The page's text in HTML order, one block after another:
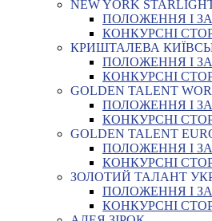
NEW YORK
ПОЛОЖЕННЯ І
КОНКУРСНІ
КРИШТАЛЕВА
ПОЛОЖЕННЯ І
КОНКУРСНІ
GOLDEN TALENT
ПОЛОЖЕННЯ І
КОНКУРСНІ
GOLDEN TALENT
ПОЛОЖЕННЯ І
КОНКУРСНІ
ЗОЛОТИЙ ТАЛАНТ
ПОЛОЖЕННЯ І
КОНКУРСНІ